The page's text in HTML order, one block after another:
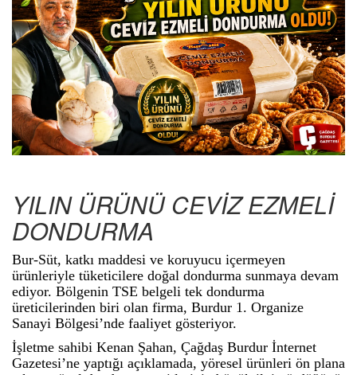
YILIN ÜRÜNÜ CEVİZ EZMELİ
DONDURMA
Bur-Süt, katkı maddesi ve koruyucu içermeyen
ürünleriyle tüketicilere doğal dondurma sunmaya devam
ediyor. Bölgenin TSE belgeli tek dondurma
üreticilerinden biri olan firma, Burdur 1. Organize
Sanayi Bölgesi’nde faaliyet gösteriyor.
İşletme sahibi Kenan Şahan, Çağdaş Burdur İnternet
Gazetesi’ne yaptığı açıklamada, yöresel ürünleri ön plana